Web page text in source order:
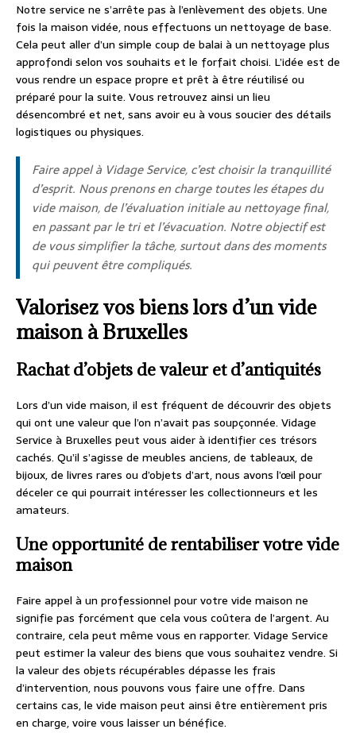
Notre service ne s’arrête pas à l’enlèvement des objets. Une
fois la maison vidée, nous effectuons un nettoyage de base.
Cela peut aller d’un simple coup de balai à un nettoyage plus
approfondi selon vos souhaits et le forfait choisi. L’idée est de
vous rendre un espace propre et prêt à être réutilisé ou
préparé pour la suite. Vous retrouvez ainsi un lieu
désencombré et net, sans avoir eu à vous soucier des détails
logistiques ou physiques.
Faire appel à Vidage Service, c’est choisir la tranquillité
d’esprit. Nous prenons en charge toutes les étapes du
vide maison, de l’évaluation initiale au nettoyage final,
en passant par le tri et l’évacuation. Notre objectif est
de vous simplifier la tâche, surtout dans des moments
qui peuvent être compliqués.
Valorisez vos biens lors d’un vide
maison à Bruxelles
Rachat d’objets de valeur et d’antiquités
Lors d’un vide maison, il est fréquent de découvrir des objets
qui ont une valeur que l’on n’avait pas soupçonnée. Vidage
Service à Bruxelles peut vous aider à identifier ces trésors
cachés. Qu’il s’agisse de meubles anciens, de tableaux, de
bijoux, de livres rares ou d’objets d’art, nous avons l’œil pour
déceler ce qui pourrait intéresser les collectionneurs et les
amateurs.
Une opportunité de rentabiliser votre vide
maison
Faire appel à un professionnel pour votre vide maison ne
signifie pas forcément que cela vous coûtera de l’argent. Au
contraire, cela peut même vous en rapporter. Vidage Service
peut estimer la valeur des biens que vous souhaitez vendre. Si
la valeur des objets récupérables dépasse les frais
d’intervention, nous pouvons vous faire une offre. Dans
certains cas, le vide maison peut ainsi être entièrement pris
en charge, voire vous laisser un bénéfice.